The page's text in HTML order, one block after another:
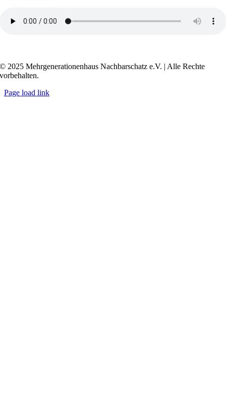
© 2025 Mehrgenerationenhaus Nachbarschatz e.V. | Alle Rechte
vorbehalten.
Page load link